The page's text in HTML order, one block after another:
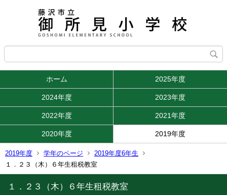
ホーム 2025年度
2024年度 2023年度
2022年度 2021年度
2020年度 2019年度
2019年度 学年のページ
2019年度6年生
１．２３（木）６年生租税教室
１．２３（木）６年生租税教室